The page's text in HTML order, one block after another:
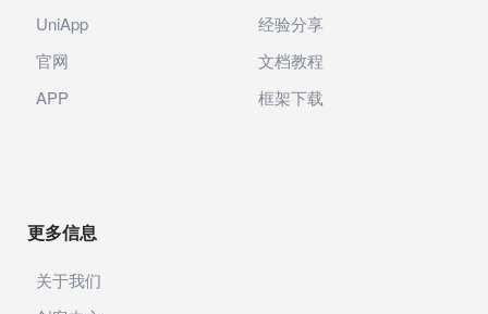
UniApp
官网
APP
经验分享
文档教程
框架下载
更多信息
关于我们